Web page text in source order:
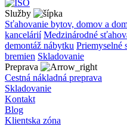
Služby
Sťahovanie bytov, domov a
kancelárií Medzinárodné
demontáž nábytku Priemyselné
bremien Skladovanie
Preprava
Cestná nákladná preprava
Skladovanie
Kontakt
Blog
Klientska zóna